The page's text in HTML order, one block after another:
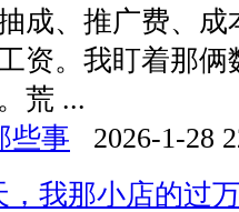
成、推广费、成
资。我盯着那
荒 ...
些事
2026-1-28
，我那小店的过